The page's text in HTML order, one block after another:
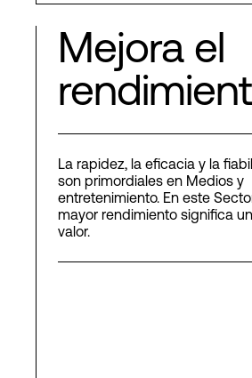
Mejora el
La rapidez, la eficacia y la
son primordiales en Medios y
entretenimiento. En este
mayor rendimiento significa
valor.